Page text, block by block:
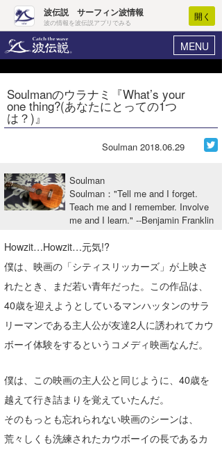
波伝説 サーフィン波情報
波の情報を波伝説アプリでみる
開く
MENU
ヘルプ マイホーム
ログイン
WAVE HUNTER波予想ツール
ニュース
サーフィンエリアガイド
会員メニュー
今月のプレゼント
Soulmanのウラナミ『What’s your
one thing?(あなたにとっての1つ
は？)』
Soulman 2018.06.29
Soulman
Soulman："Tell me and I forget.
Teach me and I remember. Involve
me and I learn." --Benjamin Franklin
Howzit…Howzit…元気!?
僕は、映画の「シティスリッカーズ」が上映さ
れたとき、まだ若い青年だった。この作品は、
40歳を迎えようとしているマンハッタンのサラ
リーマンである主人公が友達2人に誘われてカウ
ボーイ体験をするというコメディ映画なんだ。
僕は、この映画の主人公と同じように、40歳を
越えて行き詰まりを覚えていたんだ。
そのもっとも忘れられない映画のシーンは、
荒々しくも洗練されたカウボーイの長であるカ
Core Surf Japan
コンテスト
ファッション/グッズ
アート＆エンタメ
コラム
ショップ情報
ショップ情報
湘南
千葉北
伊豆
千葉南
大阪
ウラナミ
お知らせ
その他
ルール＆How to
VOTE!